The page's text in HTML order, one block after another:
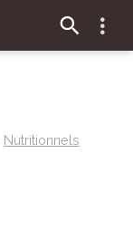
Nutritionnels